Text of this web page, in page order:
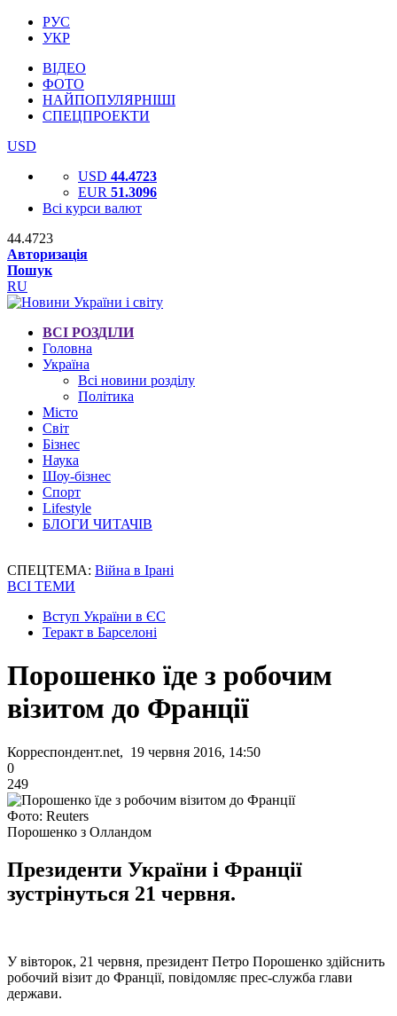
РУС
УКР
ВІДЕО
ФОТО
НАЙПОПУЛЯРНІШІ
СПЕЦПРОЕКТИ
USD
USD 44.4723
EUR 51.3096
Всі курси валют
44.4723
Авторизація
Пошук
RU
ВСІ РОЗДІЛИ
Головна
Україна
Всі новини розділу
Політика
Місто
Світ
Бізнес
Наука
Шоу-бізнес
Спорт
Lifestyle
БЛОГИ ЧИТАЧІВ
СПЕЦТЕМА: Війна в Ірані
ВСІ ТЕМИ
Вступ України в ЄС
Теракт в Барселоні
Порошенко їде з робочим
візитом до Франції
Корреспондент.net, 19 червня 2016, 14:50
0
249
Фото: Reuters
Порошенко з Олландом
Президенти України і Франції
зустрінуться 21 червня.
У вівторок, 21 червня, президент Петро Порошенко здійснить
робочий візит до Франції, повідомляє прес-служба глави
держави.